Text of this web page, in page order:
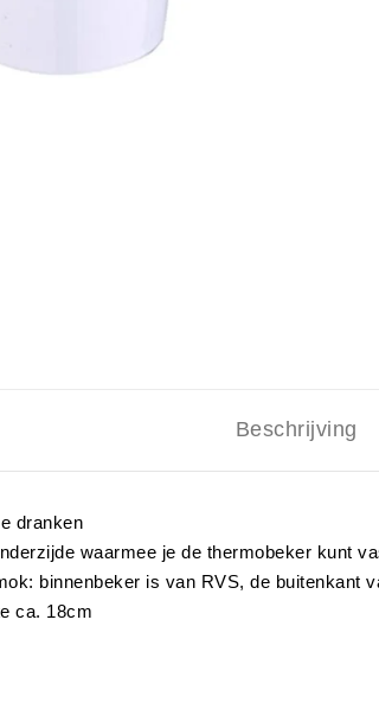
Beschrijving
dranken
waarmee je de thermobeker kunt
binnenbeker is van RVS, de buitenkant
ca. 18cm